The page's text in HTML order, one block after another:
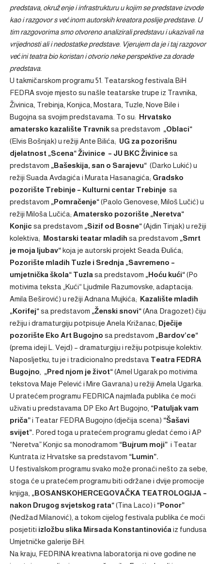
predstava, okruženje i infrastrukturu u kojim se predstave izvode
kao i razgovor s većinom autorskih kreatora poslije predstave. U
tim razgovorima smo otvoreno analizirali predstavu i ukazivali na
vrijednosti ali i nedostatke predstave. Vjerujem da je i taj razgovor
većini teatra bio koristan i otvorio neke perspektive za dorade
predstava.
U takmičarskom programu 51. Teatarskog festivala BiH
FEDRA svoje mjesto su našle teatarske trupe iz Travnika,
Živinica, Trebinja, Konjica, Mostara, Tuzle, Nove Bile i
Bugojna sa svojim predstavama. To su: Hrvatsko
amatersko kazalište Travniksa predstavom „Oblaci“
(Elvis Bošnjak) u režiji Ante Bilića; UG za pozorišnu
djelatnost „Scena“ Živinice – JU BKC Živinicesa
predstavom „Bašeskija, san o Sarajevu“ (Darko Lukić) u
režiji Suada Avdagića i Murata Hasanagića; Gradsko
pozorište Trebinje – Kulturni centar Trebinje sa
predstavom „Pomračenje“(Paolo Genovese, Miloš Lučić) u
režiji Miloša Lučića; Amatersko pozorište „Neretva“
Konjic sa predstavom „Sizif od Bosne“(Ajdin Tinjak) u režiji
kolektiva; Mostarski teatar mladih sa predstavom „Smrt
je moja ljubav“koja je autorski projekt Seada Đulića;
Pozorište mladih Tuzle i Srednja „Savremeno –
umjetnička škola“ Tuzla sa predstavom „Hoću kući“(Po
motivima teksta „Kući“ Ljudmile Razumovske, adaptacija:
Amila Beširović) u režiji Adnana Mujkića; Kazalište mladih
„Korifej“sa predstavom „Ženski snovi“(Ana Dragozet) čiju
režiju i dramaturgiju potpisuje Anela Križanac; Dječije
pozorište Eko Art Bugojno sa predstavom „Bardov’ce“
(prema ideji L. Vejd) – dramaturgiju i režiju potpisuje kolektiv.
Naposljetku, tu je i tradicionalno predstava Teatra FEDRA
Bugojno
„Pred njom je život“(Amel Ugarak po motivima
tekstova Maje Pelević i Mire Gavrana) u režiji Amela Ugarka.
U pratećem programu FEDRICA najmlađa publika će moći
uživati u predstavama DP Eko Art Bugojno, “Patuljak vam
priča”i Teatar FEDRA Bugojno (dječija scena) “Šašavi
svijet”. Pored toga u pratećem programu gledat ćemo i AP
“Neretva” Konjic sa monodramom “Bujrum moji” i Teatar
Kuntrata iz Hrvatske sa predstavom “Lumin”.
U festivalskom programu svako može pronaći nešto za sebe,
stoga će u pratećem programu biti održane i dvije promocije
knjiga, „BOSANSKOHERCEGOVAČKA TEATROLOGIJA –
nakon Drugog svjetskog rata“(Tina Laco) i “Ponor”
(Nedžad Milanović), a tokom cijelog festivala publika će moći
posjetiti izložbu slika Mirsada Konstantinovića iz fundusa
Umjetničke galerije BiH.
Na kraju, FEDRINA kreativna laboratorija ni ove godine ne